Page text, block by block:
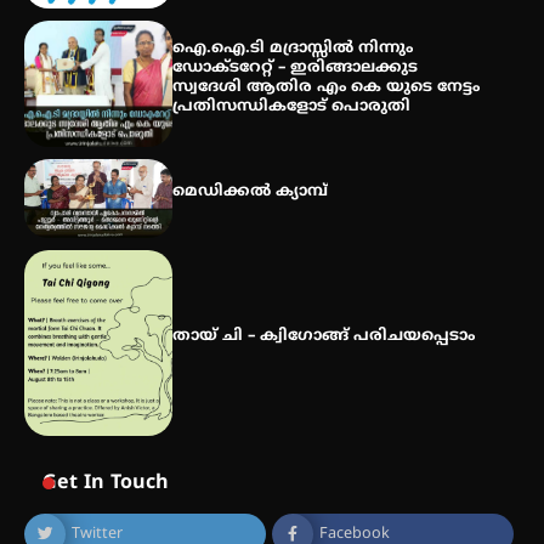
എസ് എൻ ഹയർ സെക്കൻഡറി
വിദ്യാർത്ഥികൾ
ബാലൻ ഹാളിൽ 16ന്
ഐ.ഐ.ടി മദ്രാസ്സിൽ നിന്നും
ഡോക്ടറേറ്റ് – ഇരിങ്ങാലക്കുട
സ്വദേശി ആതിര എം കെ യുടെ നേട്ടം
പ്രതിസന്ധികളോട് പൊരുതി
മെഡിക്കൽ ക്യാമ്പ്
തായ് ചി – ക്വിഗോങ്ങ് പരിചയപ്പെടാം
Get In Touch
Twitter Facebook